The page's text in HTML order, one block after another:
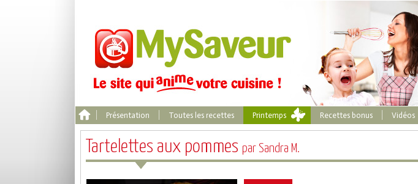
Présentation Toutes les recettes Printemps Recettes bonus Vidéos
Tartelettes aux pommes par Sandra M.